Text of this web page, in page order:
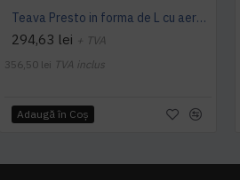
Teava Presto in forma de L cu aerator si rozeta de prindere, Presto
294,63 lei + TVA
356,50 lei TVA inclus
Adaugă în Coş